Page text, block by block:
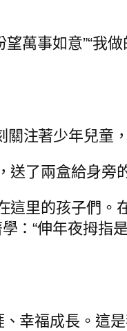
萬事如意”“我
注著少年兒童
了兩盒給身旁
這里的孩子們。
“伸年夜拇指是
、幸福成長。這